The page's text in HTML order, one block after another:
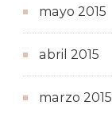
mayo 2015
abril 2015
marzo 2015